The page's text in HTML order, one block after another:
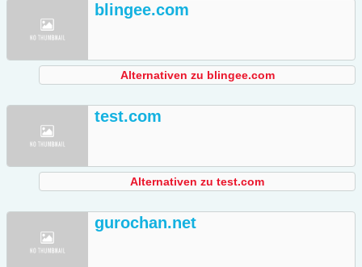
blingee.com
Alternativen zu blingee.com
test.com
Alternativen zu test.com
gurochan.net